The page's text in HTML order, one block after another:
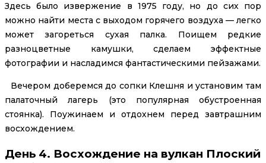
Здесь было извержение в 1975 году, но до сих пор
можно найти места с выходом горячего воздуха — легко
может загореться сухая палка. Поищем редкие
разноцветные камушки, сделаем эффектные
фотографии и насладимся фантастическими пейзажами.
Вечером доберемся до сопки Клешня и установим там
палаточный лагерь (это популярная обустроенная
стоянка). Поужинаем и отдохнем перед завтрашним
восхождением.
День 4. Восхождение на вулкан Плоский